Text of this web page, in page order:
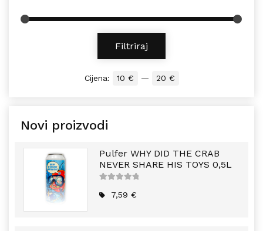
Filtriraj
Cijena: 10 € — 20 €
Novi proizvodi
Pulfer WHY DID THE CRAB
NEVER SHARE HIS TOYS 0,5L
5
7,59€